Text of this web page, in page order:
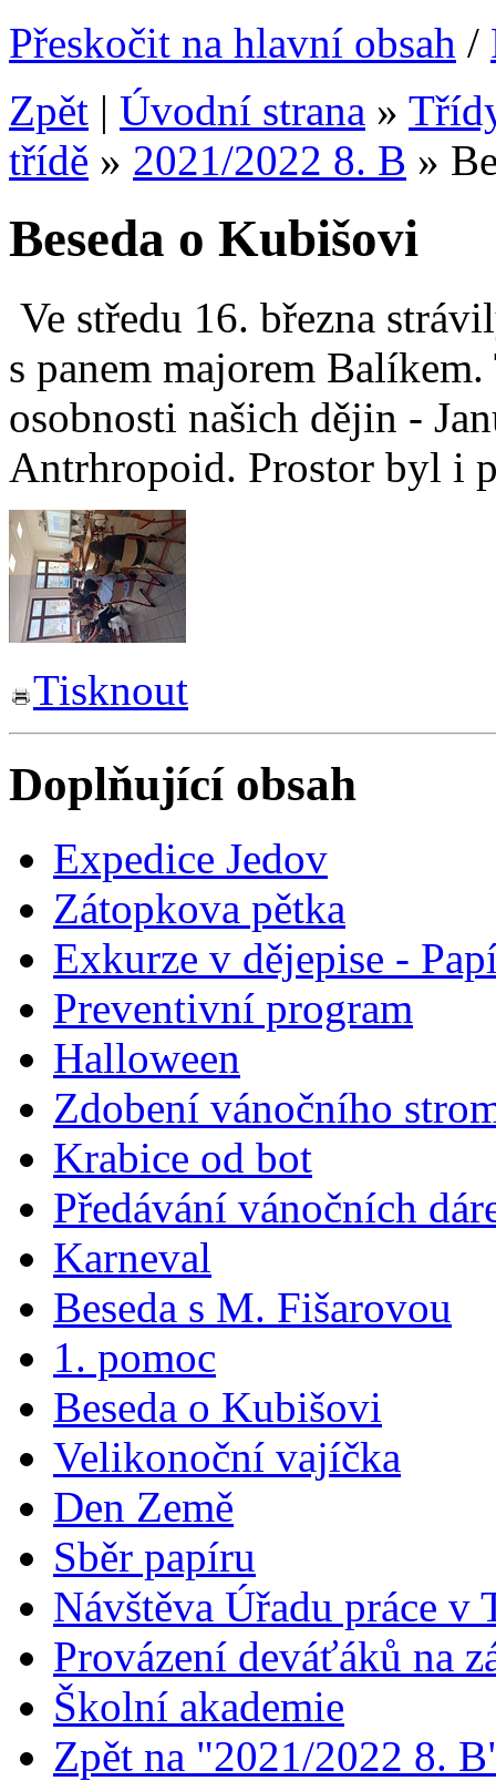
Přeskočit na hlavní obsah /
Zpět | Úvodní strana »
třídě » 2021/2022 8. B »
Beseda o Kubišovi
Ve středu 16. března
s panem majorem
osobnosti našich dějin -
Antrhropoid. Prostor byl i
Tisknout
Doplňující obsah
Expedice Jedov
Zátopkova pětka
Exkurze v dějepise -
Preventivní program
Halloween
Zdobení vánočního
Krabice od bot
Předávání vánočních
Karneval
Beseda s M. Fišarovou
1. pomoc
Beseda o Kubišovi
Velikonoční vajíčka
Den Země
Sběr papíru
Návštěva Úřadu práce v
Provázení deváťáků na
Školní akademie
Zpět na "2021/2022 8.